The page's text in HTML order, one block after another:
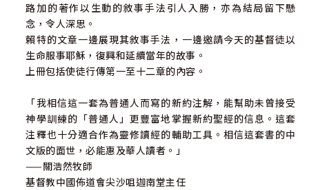
路加的著作以生動的敘事手法引人入勝，亦為結局留下懸
念，令人深思。
賴特的文章一邊展現其敘事手法，一邊邀請今天的基督徒以
生命服事耶穌，復興和延續當年的故事。
上冊包括使徒行傳第一至十二章的內容。
「我相信這一套為普通人而寫的新約注解，能幫助未曾接受
神學訓練的「普通人」更豐富地掌握新約聖經的信息。這套
注釋也十分適合作為靈修讀經的輔助工具。相信這套書的中
文版的面世，必能惠及華人讀者。」
——關浩然牧師
基督教中國佈道會尖沙咀迦南堂主任